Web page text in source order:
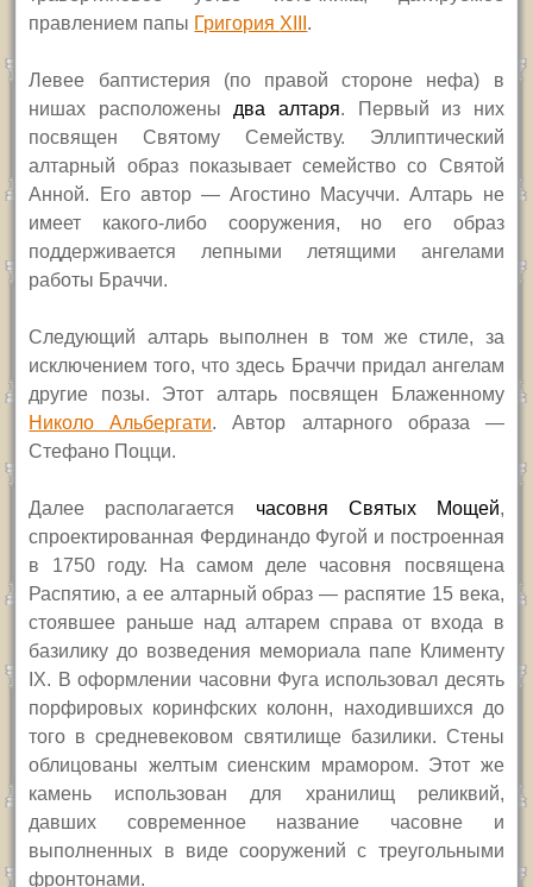
правлением папы Григория XIII .
Левее баптистерия (по правой стороне нефа) в
нишах расположены два алтаря. Первый из них
посвящен Святому Семейству. Эллиптический
алтарный образ показывает семейство со Святой
Анной. Его автор — Агостино Масуччи. Алтарь не
имеет какого-либо сооружения, но его образ
поддерживается лепными летящими ангелами
работы Браччи.
Следующий алтарь выполнен в том же стиле, за
исключением того, что здесь Браччи придал ангелам
другие позы. Этот алтарь посвящен Блаженному
Николо Альбергати. Автор алтарного образа —
Стефано Поцци.
Далее располагается часовня Святых Мощей,
спроектированная Фердинандо Фугой и построенная
в 1750 году. На самом деле часовня посвящена
Распятию, а ее алтарный образ — распятие 15 века,
стоявшее раньше над алтарем справа от входа в
базилику до возведения мемориала папе Клименту
IX. В оформлении часовни Фуга использовал десять
порфировых коринфских колонн, находившихся до
того в средневековом святилище базилики. Стены
облицованы желтым сиенским мрамором. Этот же
камень использован для хранилищ реликвий,
давших современное название часовне и
выполненных в виде сооружений с треугольными
фронтонами.